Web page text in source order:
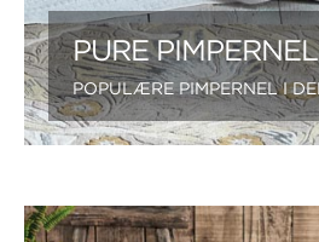
PURE PIMPERNEL
POPULÆRE PIMPERNEL I